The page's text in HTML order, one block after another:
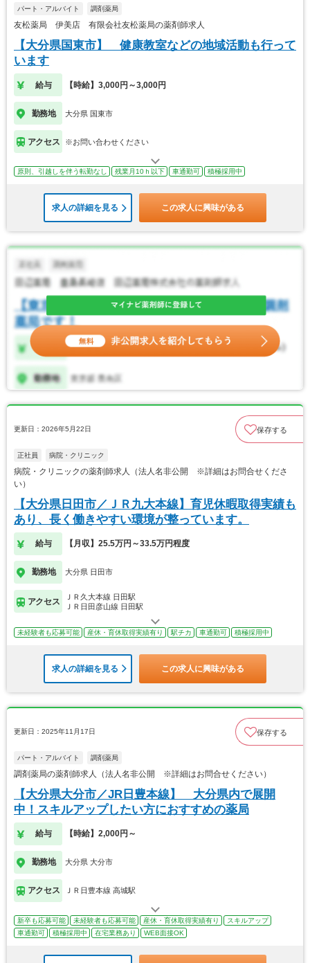
パート・アルバイト 調剤薬局
友松薬局 伊美店 有限会社友松薬局の薬剤師求人
【大分県国東市】 健康教室などの地域活動も行って
います
給与 【時給】3,000円～3,000円
勤務地 大分県 国東市
アクセス ※お問い合わせください
原則、引越しを伴う転勤なし 残業月10ｈ以下 車通勤可 積極採用中
求人の詳細を見る この求人に興味がある
更新日：2026年5月22日 保存する
正社員 病院・クリニック
病院・クリニックの薬剤師求人（法人名非公開 ※詳細はお問合せくださ
い）
【大分県日田市／ＪＲ九大本線】育児休暇取得実績も
あり、長く働きやすい環境が整っています。
給与 【月収】25.5万円～33.5万円程度
勤務地 大分県 日田市
アクセス
ＪＲ久大本線 日田駅
ＪＲ日田彦山線 日田駅
未経験者も応募可能 産休・育休取得実績有り 駅チカ 車通勤可 積極採用中
求人の詳細を見る この求人に興味がある
更新日：2025年11月17日 保存する
パート・アルバイト 調剤薬局
調剤薬局の薬剤師求人（法人名非公開 ※詳細はお問合せください）
【大分県大分市／JR日豊本線】 大分県内で展開
中！スキルアップしたい方におすすめの薬局
給与 【時給】2,000円～
勤務地 大分県 大分市
アクセス ＪＲ日豊本線 高城駅
新卒も応募可能 未経験者も応募可能 産休・育休取得実績有り
スキルアップ
車通勤可
積極採用中 在宅業務あり WEB面接OK